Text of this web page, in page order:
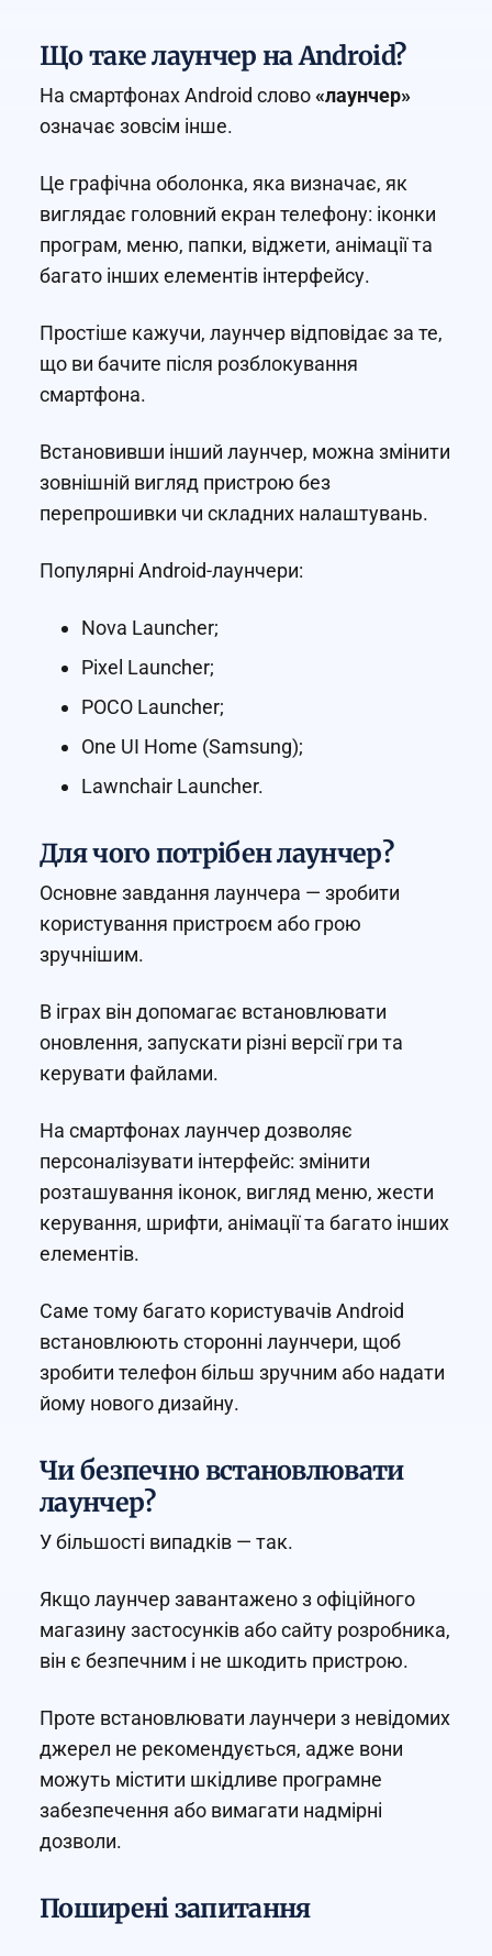
Що таке лаунчер на Android?
На смартфонах Android слово«лаунчер»
означає зовсім інше.
Це графічна оболонка, яка визначає, як
виглядає головний екран телефону: іконки
програм, меню, папки, віджети, анімації та
багато інших елементів інтерфейсу.
Простіше кажучи, лаунчер відповідає за те,
що ви бачите після розблокування
смартфона.
Встановивши інший лаунчер, можна змінити
зовнішній вигляд пристрою без
перепрошивки чи складних налаштувань.
Популярні Android-лаунчери:
Nova Launcher;
Pixel Launcher;
POCO Launcher;
One UI Home (Samsung);
Lawnchair Launcher.
Для чого потрібен лаунчер?
Основне завдання лаунчера — зробити
користування пристроєм або грою
зручнішим.
В іграх він допомагає встановлювати
оновлення, запускати різні версії гри та
керувати файлами.
На смартфонах лаунчер дозволяє
персоналізувати інтерфейс: змінити
розташування іконок, вигляд меню, жести
керування, шрифти, анімації та багато інших
елементів.
Саме тому багато користувачів Android
встановлюють сторонні лаунчери, щоб
зробити телефон більш зручним або надати
йому нового дизайну.
Чи безпечно встановлювати
лаунчер?
У більшості випадків — так.
Якщо лаунчер завантажено з офіційного
магазину застосунків або сайту розробника,
він є безпечним і не шкодить пристрою.
Проте встановлювати лаунчери з невідомих
джерел не рекомендується, адже вони
можуть містити шкідливе програмне
забезпечення або вимагати надмірні
дозволи.
Поширені запитання